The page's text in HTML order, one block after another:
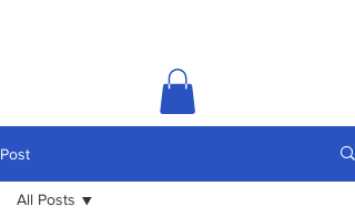
Post
All Posts